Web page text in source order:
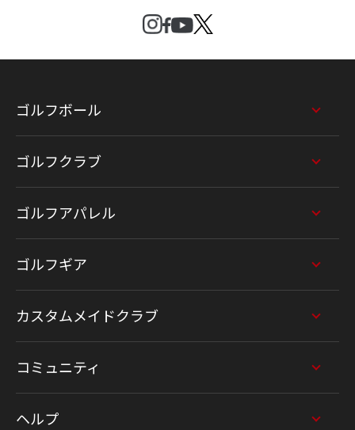
ゴルフボール
ゴルフクラブ
ゴルフアパレル
ゴルフギア
カスタムメイドクラブ
コミュニティ
ヘルプ